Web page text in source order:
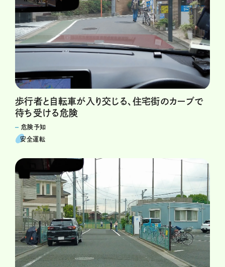
歩行者と自転車が入り交じる、住宅街のカーブで
待ち受ける危険
危険予知
安全運転